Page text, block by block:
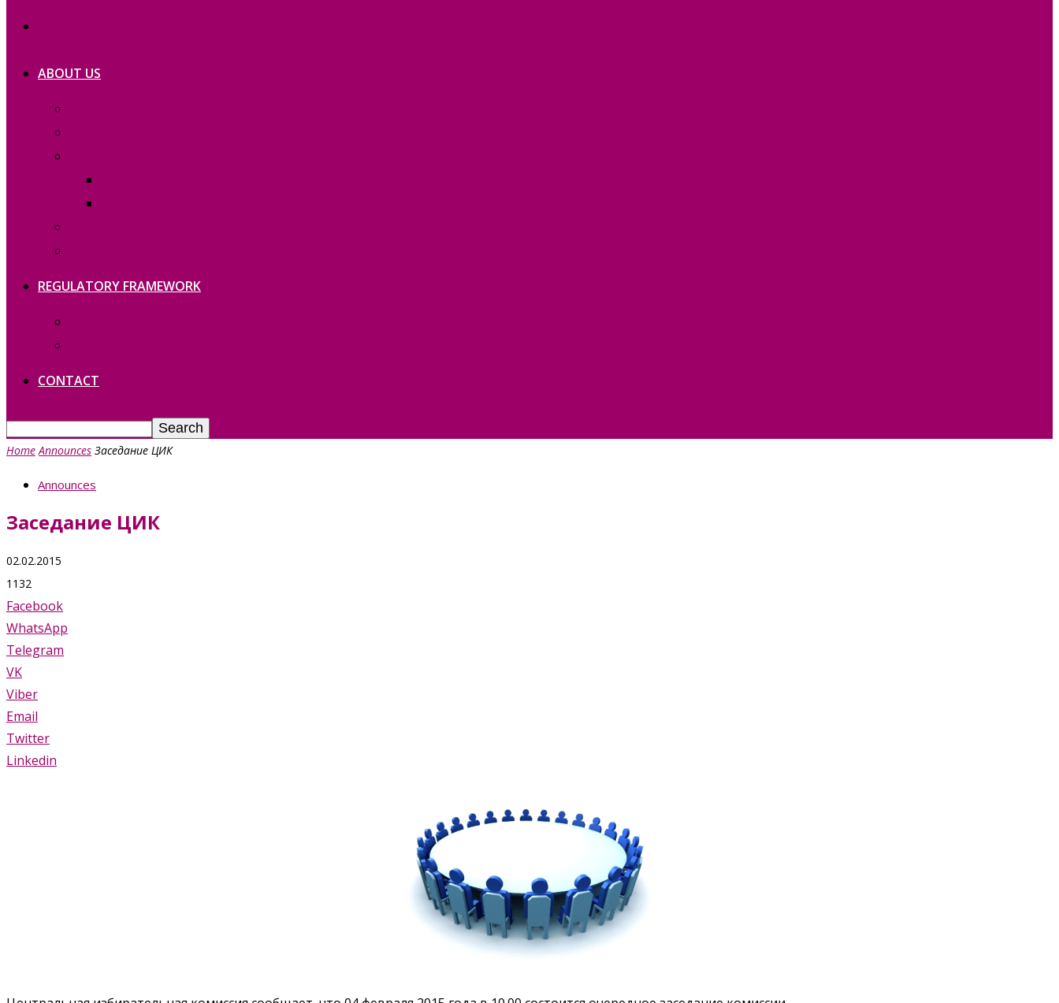
ABOUT US
REGULATORY FRAMEWORK
CONTACT
Home Announces Заседание ЦИК
Announces
Заседание ЦИК
02.02.2015
1132
Facebook
WhatsApp
Telegram
VK
Viber
Email
Twitter
Linkedin